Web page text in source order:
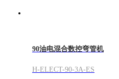
90油电混合数控弯管机
H-ELECT-90-3A-ES